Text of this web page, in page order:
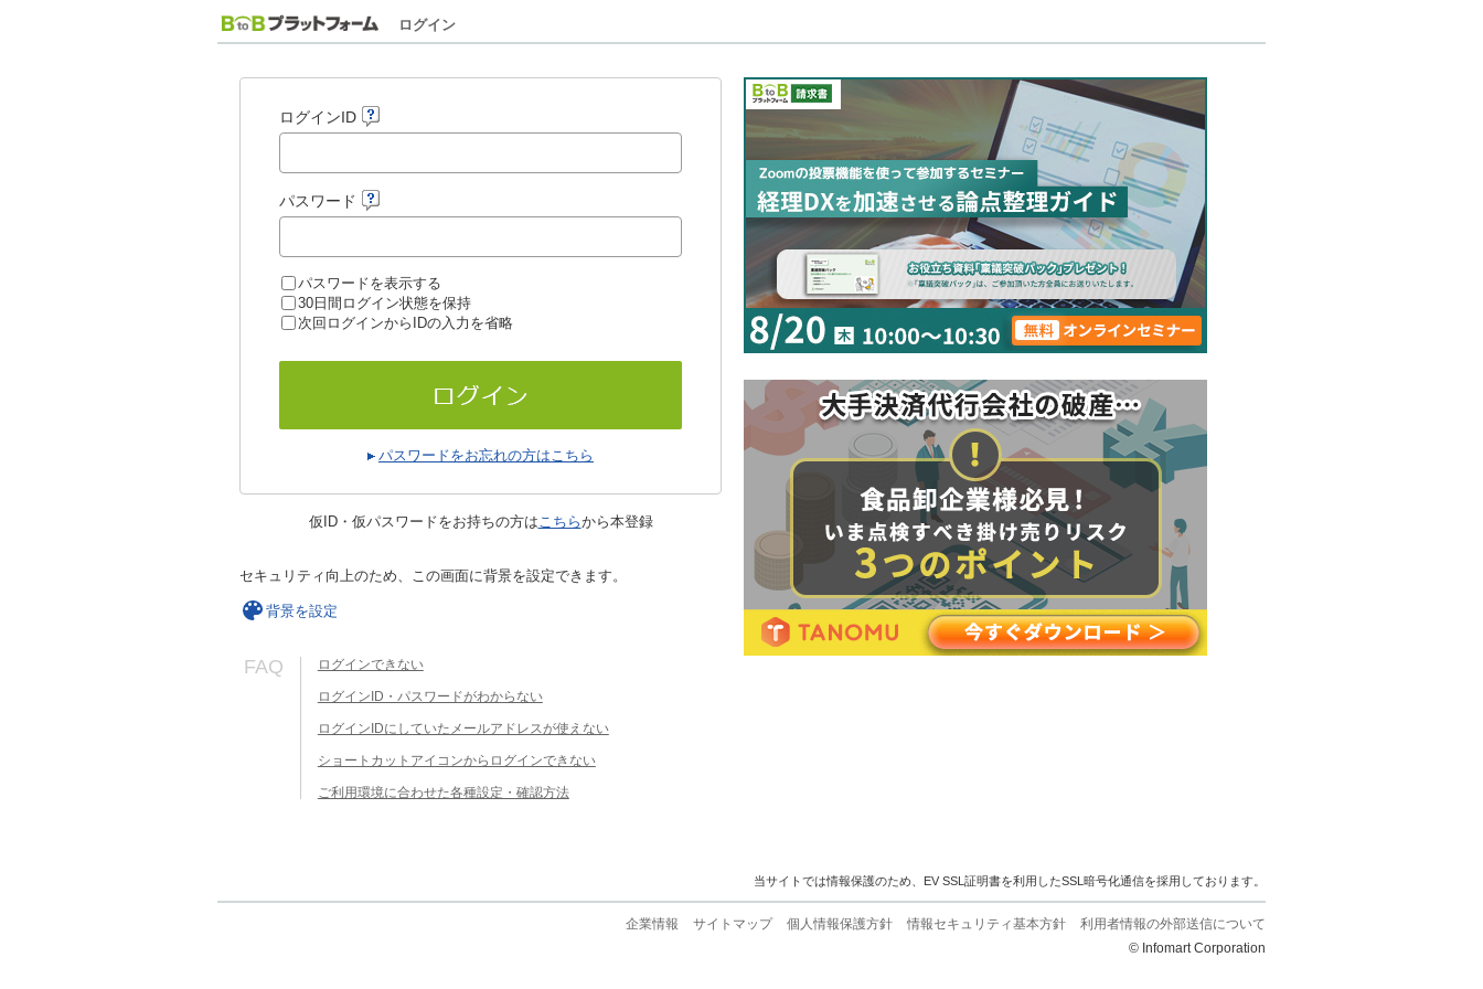
ログイン
ログインID
パスワード
パスワードを表示する
30日間ログイン状態を保持
次回ログインからIDの入力を省略
パスワードをお忘れの方はこちら
仮ID・仮パスワードをお持ちの方はこちらから本登録
セキュリティ向上のため、この画面に背景を設定できます。
背景を設定
FAQ ログインできない
ログインID・パスワードがわからない
ログインIDにしていたメールアドレスが使えない
ショートカットアイコンからログインできない
ご利用環境に合わせた各種設定・確認方法
当サイトでは情報保護のため、EV SSL証明書を利用したSSL暗号化通信を採用しております。
企業情報 サイトマップ 個人情報保護方針 情報セキュリティ基本方針
利用者情報の外部送信について
© Infomart Corporation